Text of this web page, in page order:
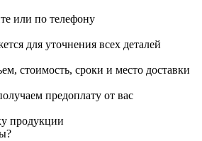
или по телефону
для уточнения всех деталей
стоимость, сроки и место доставки
предоплату от вас
продукции